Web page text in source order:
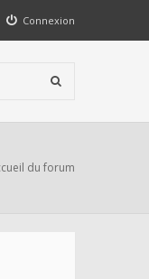
Connexion
du forum